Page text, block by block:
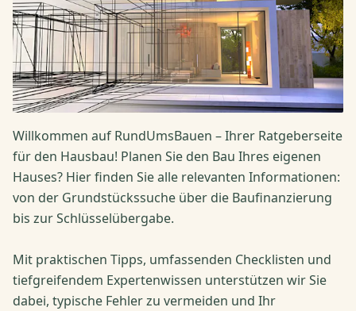
Willkommen auf RundUmsBauen – Ihrer Ratgeberseite
für den Hausbau! Planen Sie den Bau Ihres eigenen
Hauses? Hier finden Sie alle relevanten Informationen:
von der Grundstückssuche über die Baufinanzierung
bis zur Schlüsselübergabe.
Mit praktischen Tipps, umfassenden Checklisten und
tiefgreifendem Expertenwissen unterstützen wir Sie
dabei, typische Fehler zu vermeiden und Ihr